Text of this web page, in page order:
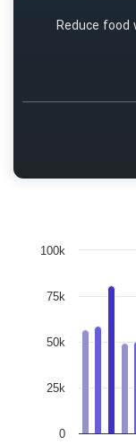
Reduce food
0
25k
50k
75k
100k